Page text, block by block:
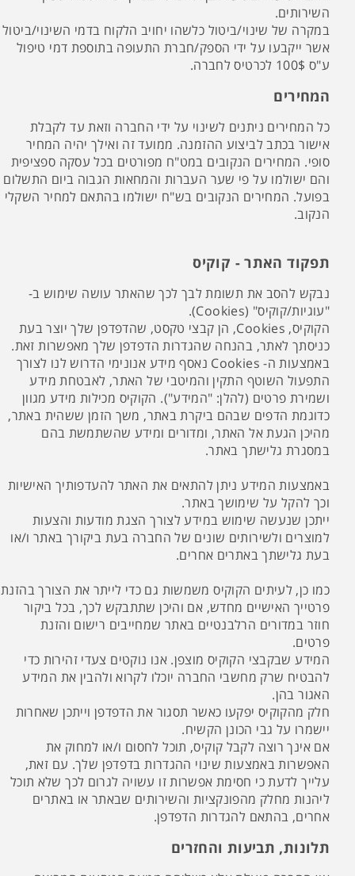
השירותים.
במקרה של שינוי/ביטול כלשהו יחויב הלקוח בדמי השינוי/ביטול
אשר ייקבעו על ידי הספק/חברת התעופה בתוספת דמי טיפול
ע"ס 100$ לכרטיס לחברה.
המחירים
כל המחירים ניתנים לשינוי על ידי החברה וזאת עד לקבלת
אישור בכתב לביצוע ההזמנה. ממועד זה ואילך יהיה המחיר
סופי. המחירים הנקובים במט"ח מפורטים בכל עסקה ספציפית
והם ישולמו על פי שער העברות והמחאות הגבוה ביום התשלום
בפועל. המחירים הנקובים בש"ח ישולמו בהתאם למחיר השקלי
הנקוב.
תפקוד האתר - קוקיס
נבקש להסב את תשומת לבך לכך שהאתר עושה שימוש ב-
"עוגיות/קוקיס" (Cookies).
הקוקיס, Cookies, הן קבצי טקסט, שהדפדפן שלך יוצר בעת
כניסתך לאתר, בהנחה שהגדרות הדפדפן שלך מאפשרות זאת.
באמצעות ה- Cookies נאסף מידע אנונימי הדרוש לנו לצורך
התפעול השוטף התקין והמיטבי של האתר, לאבטחת מידע
ושמירת פרטים (להלן: "המידע"). הקוקיס מכילות מידע מגוון
כדוגמת הדפים שבהם ביקרת באתר, משך הזמן ששהית באתר,
מהיכן הגעת אל האתר, ומדורים ומידע שהשתמשת בהם
במסגרת גלישתך באתר.
באמצעות המידע ניתן להתאים את האתר להעדפותיך האישיות
וכך להקל על שימושך באתר.
ייתכן שנעשה שימוש במידע לצורך הצגת מודעות והצעות
למוצרים ולשירותים שונים של החברה בעת ביקורך באתר ו/או
בעת גלישתך באתרים אחרים.
כמו כן, לעיתים הקוקיס משמשות גם כדי לייתר את הצורך בהזנת
פרטייך האישיים מחדש, אם והיכן שתתבקש לכך, בכל ביקור
חוזר במדורים הרלבנטיים באתר שמחייבים רישום והזנת
פרטים.
המידע שבקבצי הקוקיס מוצפן. אנו נוקטים צעדי זהירות כדי
להבטיח שרק מחשבי החברה יוכלו לקרוא ולהבין את המידע
האגור בהן.
חלק מהקוקיס יפקעו כאשר תסגור את הדפדפן וייתכן שאחרות
יישמרו על גבי הכונן הקשיח.
אם אינך רוצה לקבל קוקיס, תוכל לחסום ו/או למחוק את
האפשרות באמצעות שינוי ההגדרות בדפדפן שלך. עם זאת,
עלייך לדעת כי חסימת אפשרות זו עשויה לגרום לכך שלא תוכל
ליהנות מחלק מהפונקציות והשירותים שבאתר או באתרים
אחרים, בהתאם להגדרות הדפדפן.
תלונות, תביעות והחזרים